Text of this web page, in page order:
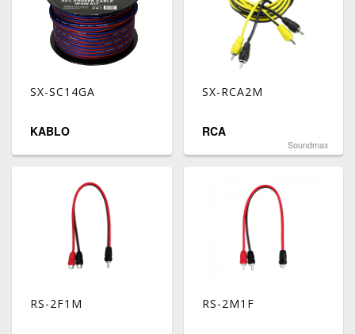
SX-SC14GA
KABLO
SX-RCA2M
RCA
Soundmax
RS-2F1M RS-2M1F